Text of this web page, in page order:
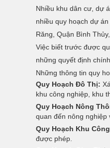
Nhiều khu dân cư, dự
nhiều quy hoạch dự
Răng, Quận Bình
Việc biết trước được
những quyết định
Những thông tin quy
Quy Hoạch Đô Thị:
khu công nghiệp, khu
Quy Hoạch Nông
quan đến nông nghiệp
Quy Hoạch Khu
được phép.